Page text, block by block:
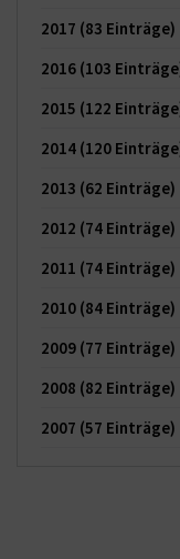
2017 (83 Einträge)
2016 (103
2015 (122
2014 (120
2013 (62 Einträge)
2012 (74 Einträge)
2011 (74 Einträge)
2010 (84 Einträge)
2009 (77 Einträge)
2008 (82 Einträge)
2007 (57 Einträge)